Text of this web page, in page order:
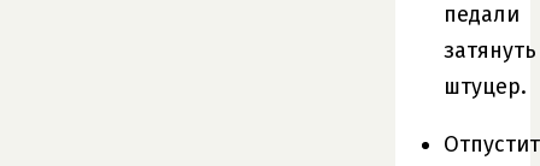
педали
затянуть
штуцер.